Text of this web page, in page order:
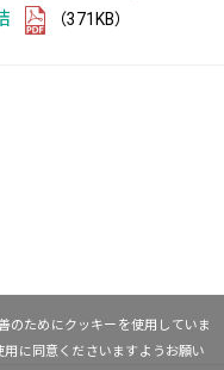
（371KB）
のためにクッキーを使用していま
に同意くださいますようお願い